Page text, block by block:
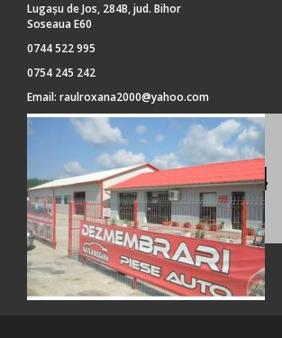
Lugașu de Jos, 284B, jud. Bihor
Soseaua E60
0744 522 995
0754 245 242
Email: raulroxana2000@yahoo.com